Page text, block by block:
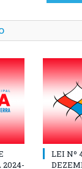
2024-
LEI Nº